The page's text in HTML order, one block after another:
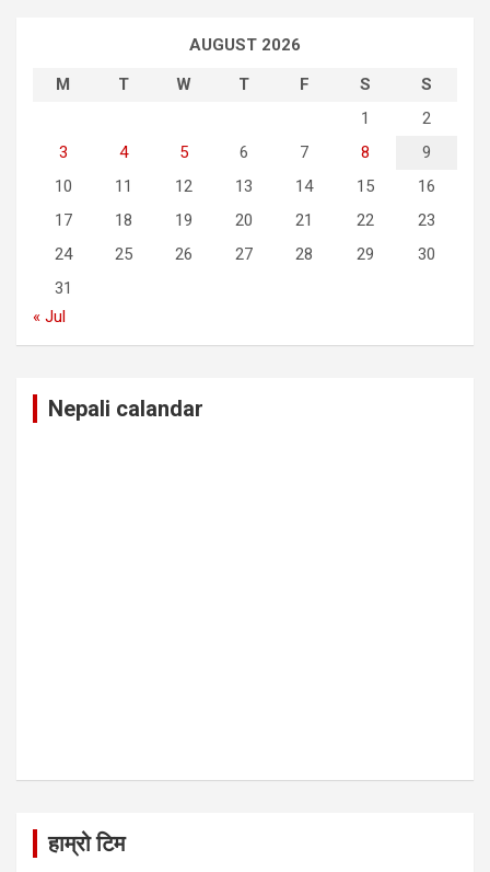
AUGUST 2026
M
T W T F S
S
1
2
3
4 5 6 7 8
9
10
11 12 13 14 15
16
17
18 19 20 21 22
23
24
25 26 27 28 29
30
31
« Jul
Nepali calandar
हाम्रो टिम